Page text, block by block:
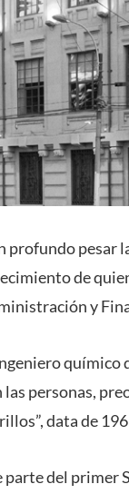
profundo pesar
de
y
químico
las personas,
data de
parte del primer